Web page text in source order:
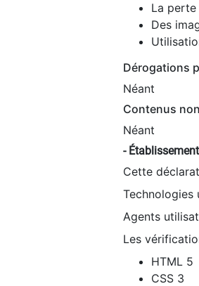
La
Des
Dérogations
Néant
Contenus
Néant
-
Cette
Technologies
Agents
Les
HTML 5
CSS 3